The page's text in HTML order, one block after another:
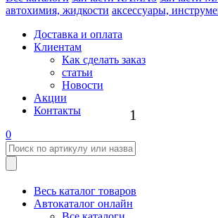
автохимия, жидкости аксессуары,
Доставка и оплата
Клиентам
Как сделать заказ
статьи
Новости
Акции
Контакты
0
Весь каталог товаров
Автокаталог онлайн
1